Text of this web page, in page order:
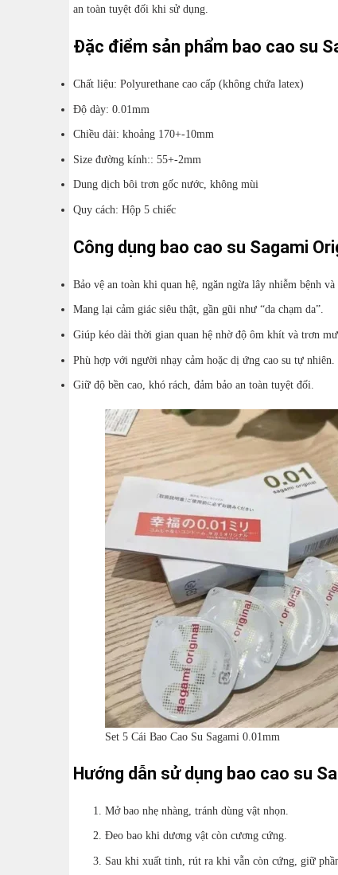
an toàn tuyệt đối khi sử dụng.
Đặc điểm sản phẩm bao cao su
Chất liệu: Polyurethane cao cấp (không chứa latex)
Độ dày: 0.01mm
Chiều dài: khoảng 170+-10mm
Size đường kính:: 55+-2mm
Dung dịch bôi trơn gốc nước, không mùi
Quy cách: Hộp 5 chiếc
Công dụng bao cao su Sagami
Bảo vệ an toàn khi quan hệ, ngăn ngừa lây nhiễm bệnh
Mang lại cảm giác siêu thật, gần gũi như “da chạm da”.
Giúp kéo dài thời gian quan hệ nhờ độ ôm khít và trơn
Phù hợp với người nhạy cảm hoặc dị ứng cao su tự nhiên.
Giữ độ bền cao, khó rách, đảm bảo an toàn tuyệt đối.
Set 5 Cái Bao Cao Su Sagami 0.01mm
Hướng dẫn sử dụng bao cao su
Mở bao nhẹ nhàng, tránh dùng vật nhọn.
Đeo bao khi dương vật còn cương cứng.
Sau khi xuất tinh, rút ra khi vẫn còn cứng, giữ